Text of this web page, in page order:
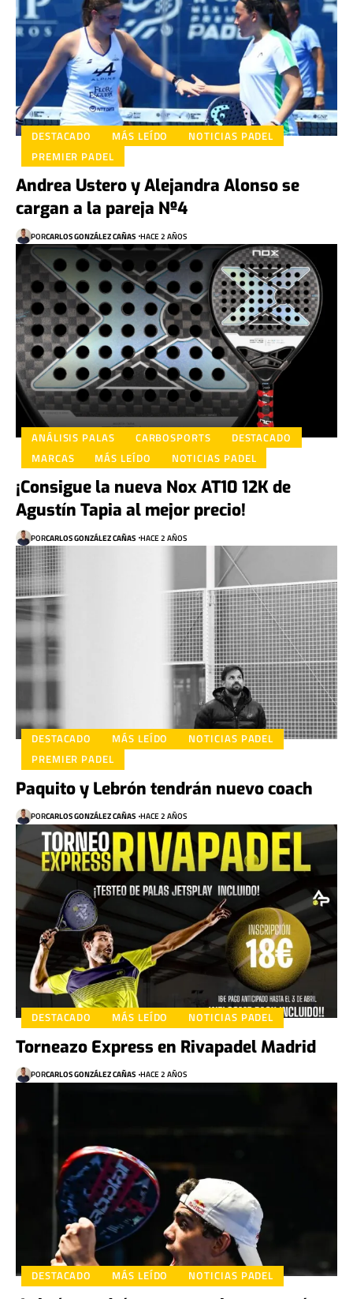
DESTACADO MÁS LEÍDO
NOTICIAS PADEL
PREMIER PADEL
Andrea Ustero y Alejandra Alonso se
cargan a la pareja Nº4
PORCARLOS GONZÁLEZ CAÑAS HACE 2 AÑOS
ANÁLISIS PALAS CARBOSPORTS
DESTACADO
MARCAS
MÁS LEÍDO NOTICIAS PADEL
¡Consigue la nueva Nox AT10 12K de
Agustín Tapia al mejor precio!
PORCARLOS GONZÁLEZ CAÑAS HACE 2 AÑOS
DESTACADO MÁS LEÍDO
NOTICIAS PADEL
PREMIER PADEL
Paquito y Lebrón tendrán nuevo coach
PORCARLOS GONZÁLEZ CAÑAS HACE 2 AÑOS
DESTACADO MÁS LEÍDO NOTICIAS PADEL
Torneazo Express en Rivapadel Madrid
PORCARLOS GONZÁLEZ CAÑAS HACE 2 AÑOS
DESTACADO MÁS LEÍDO NOTICIAS PADEL